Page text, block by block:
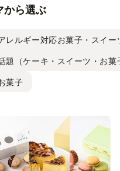
から選ぶ
レルギー対応お菓子・スイー
題（ケーキ・スイーツ・お菓
菓子